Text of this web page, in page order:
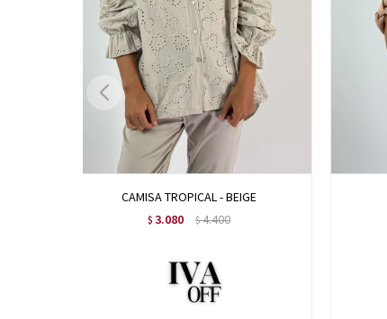
CAMISA TROPICAL - BEIGE
$ 3.080 $4.400